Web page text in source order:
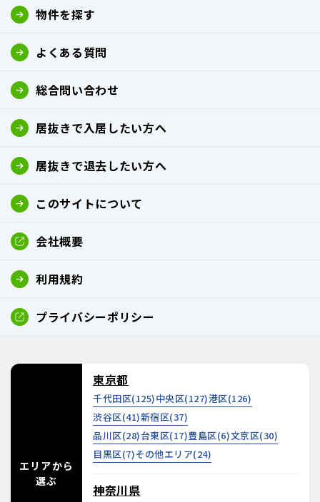
物件を探す
よくある質問
総合問い合わせ
居抜きで入居したい方へ
居抜きで退去したい方へ
このサイトについて
会社概要
利用規約
プライバシーポリシー
エリアから
選ぶ
東京都
千代田区(125)中央区(127)港区(126)
渋谷区(41)新宿区(37)
品川区(28)台東区(17)豊島区(6)文京区(30)
目黒区(7)その他エリア(24)
神奈川県